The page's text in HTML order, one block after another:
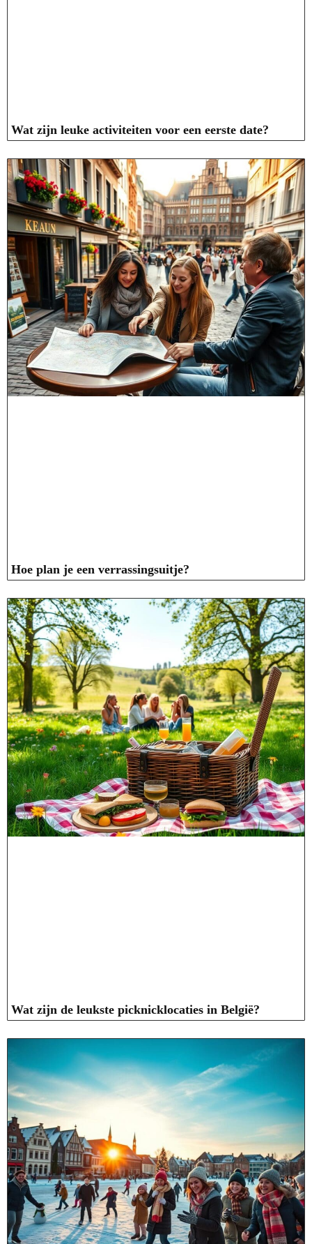
Wat zijn leuke activiteiten voor een eerste date?
Hoe plan je een verrassingsuitje?
Wat zijn de leukste picknicklocaties in België?